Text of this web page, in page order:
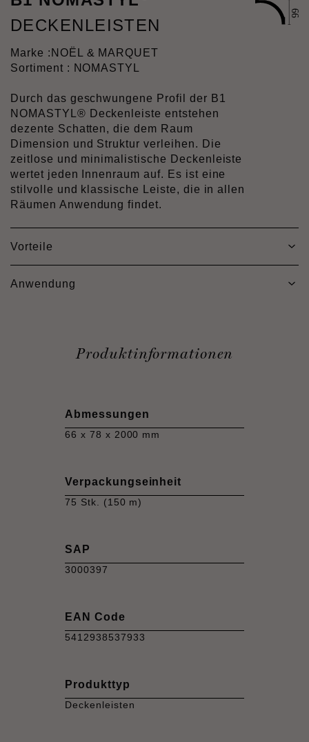
DECKENLEISTEN
Marke : NOËL & MARQUET
Sortiment : NOMASTYL
Durch das geschwungene Profil der B1
NOMASTYL® Deckenleiste entstehen
dezente Schatten, die dem Raum
Dimension und Struktur verleihen. Die
zeitlose und minimalistische Deckenleiste
wertet jeden Innenraum auf. Es ist eine
stilvolle und klassische Leiste, die in allen
Räumen Anwendung findet.
Vorteile
Anwendung
Produktinformationen
Abmessungen
66 x 78 x 2000 mm
Verpackungseinheit
75 Stk. (150 m)
SAP
3000397
EAN Code
5412938537933
Produkttyp
Deckenleisten